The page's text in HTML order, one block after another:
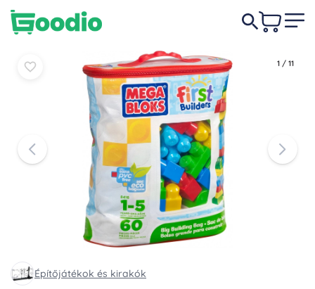
1 / 11
Építőjátékok és kirakók
4 590 Ft Kosárba